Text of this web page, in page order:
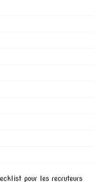
pour les recruteurs